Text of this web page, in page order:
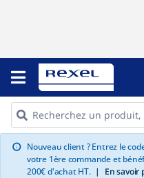
info Nouveau client ? Entrez le
votre 1ère commande et
200€ d'achat HT. | En savoir